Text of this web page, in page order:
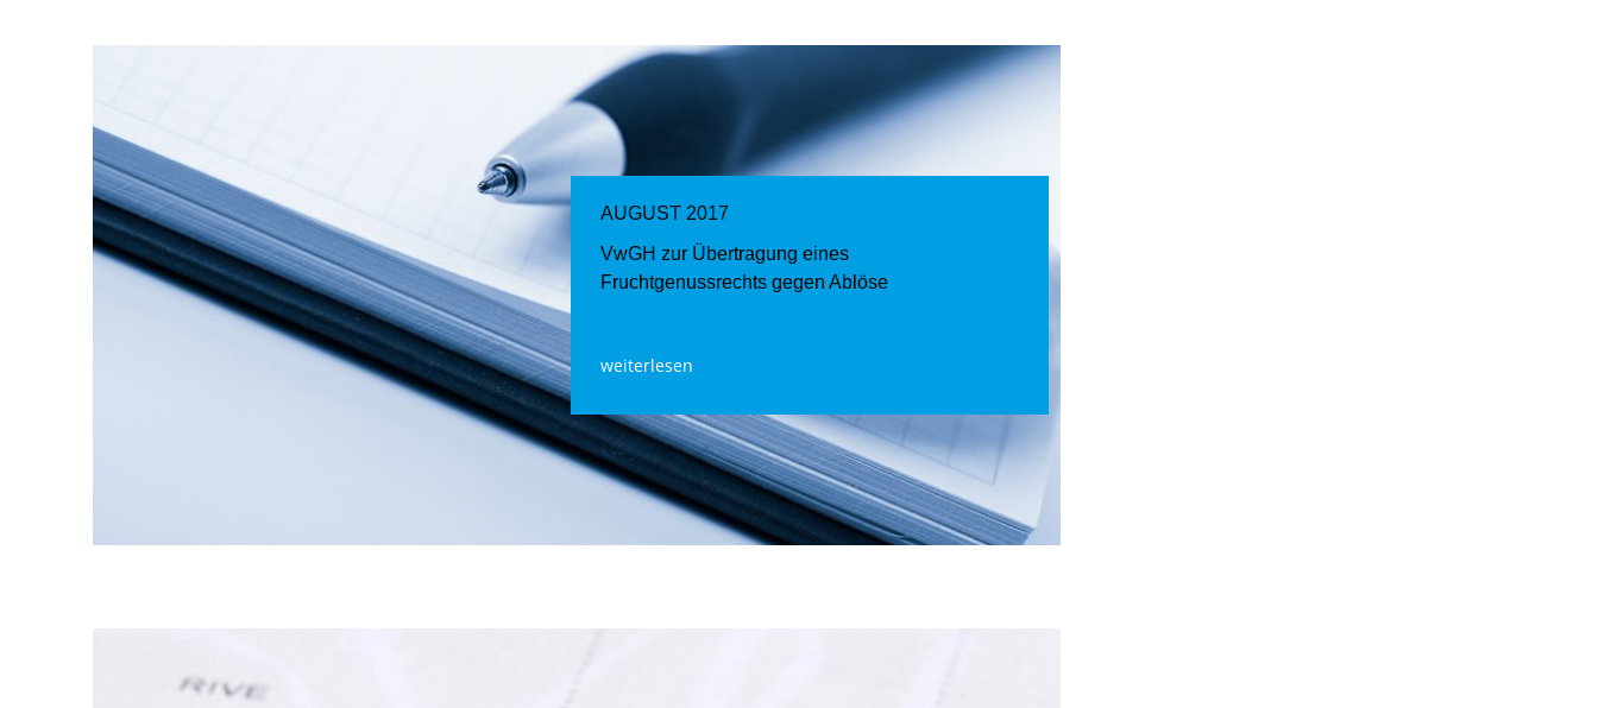
AUGUST 2017
VwGH zur Übertragung eines
Fruchtgenussrechts gegen Ablöse
weiterlesen